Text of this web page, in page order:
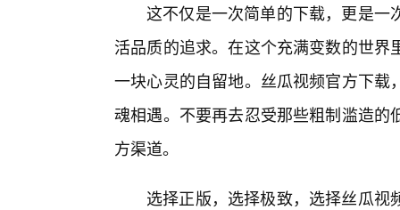
这不仅是一次简单的下载，更是一
活品质的追求。在这个充满变数的世
一块心灵的自留地。丝瓜视频官方下
魂相遇。不要再去忍受那些粗制滥造
方渠道。
选择正版，选择极致，选择丝瓜